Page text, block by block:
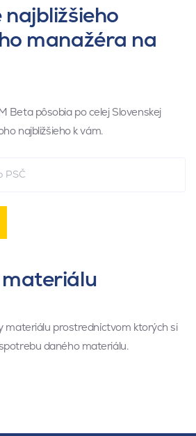
manažéra na
Beta pôsobia po celej Slovenskej
najbližšieho k vám.
materiálu prostredníctvom ktorých si
daného materiálu.